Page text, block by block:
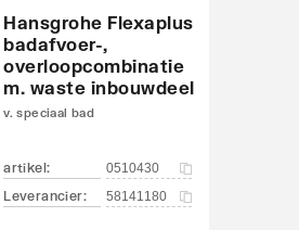
Hansgrohe Flexaplus
badafvoer-,
overloopcombinatie
m. waste inbouwdeel
v. speciaal bad
artikel: 0510430
Leverancier: 58141180